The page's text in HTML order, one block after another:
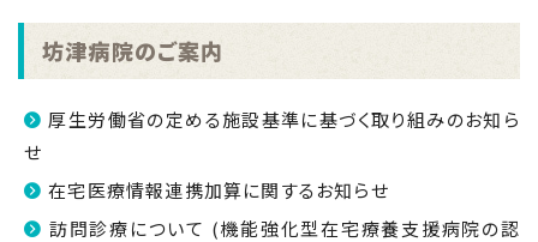
坊津病院のご案内
厚生労働省の定める施設基準に基づく取り組みのお知ら
せ
在宅医療情報連携加算に関するお知らせ
訪問診療について (機能強化型在宅療養支援病院の認